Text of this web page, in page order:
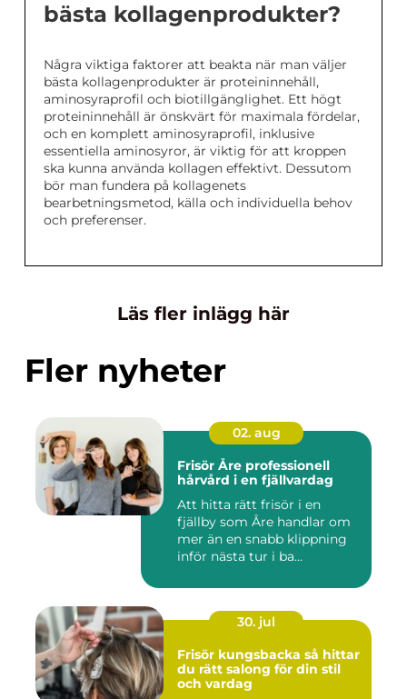
bästa kollagenprodukter?
Några viktiga faktorer att beakta när man väljer
bästa kollagenprodukter är proteininnehåll,
aminosyraprofil och biotillgänglighet. Ett högt
proteininnehåll är önskvärt för maximala fördelar,
och en komplett aminosyraprofil, inklusive
essentiella aminosyror, är viktig för att kroppen
ska kunna använda kollagen effektivt. Dessutom
bör man fundera på kollagenets
bearbetningsmetod, källa och individuella behov
och preferenser.
Läs fler inlägg här
Fler nyheter
02. aug
Frisör Åre professionell
hårvård i en fjällvardag
Att hitta rätt frisör i en
fjällby som Åre handlar om
mer än en snabb klippning
inför nästa tur i ba...
30. jul
Frisör kungsbacka så hittar
du rätt salong för din stil
och vardag